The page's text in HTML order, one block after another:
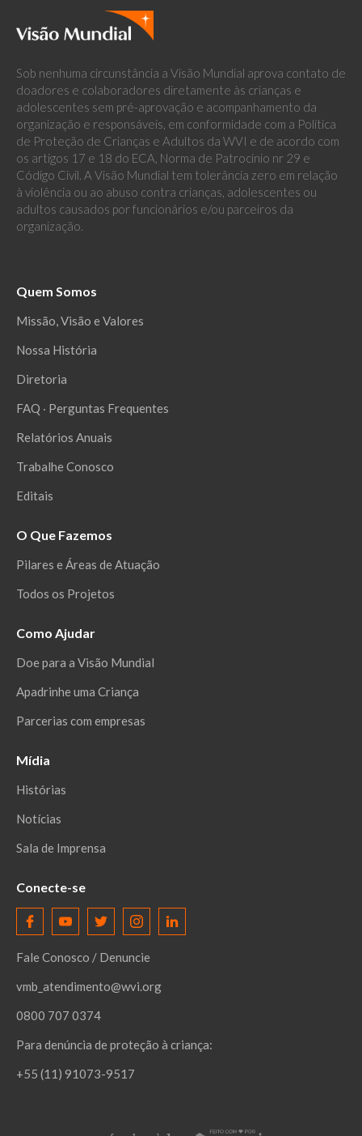
Sob nenhuma circunstância a Visão Mundial aprova contato de
doadores e colaboradores diretamente às crianças e
adolescentes sem pré-aprovação e acompanhamento da
organização e responsáveis, em conformidade com a Política
de Proteção de Crianças e Adultos da WVI e de acordo com
os artigos 17 e 18 do ECA, Norma de Patrocínio nr 29 e
Código Civil. A Visão Mundial tem tolerância zero em relação
à violência ou ao abuso contra crianças, adolescentes ou
adultos causados por funcionários e/ou parceiros da
organização.
Quem Somos
Missão, Visão e Valores
Nossa História
Diretoria
FAQ ‧ Perguntas Frequentes
Relatórios Anuais
Trabalhe Conosco
Editais
O Que Fazemos
Pilares e Áreas de Atuação
Todos os Projetos
Como Ajudar
Doe para a Visão Mundial
Apadrinhe uma Criança
Parcerias com empresas
Mídia
Histórias
Notícias
Sala de Imprensa
Conecte-se
Fale Conosco / Denuncie
vmb_atendimento@wvi.org
0800 707 0374
Para denúncia de proteção à criança:
+55 (11) 91073-9517